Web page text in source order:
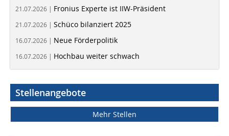
21.07.2026 | Fronius Experte ist IIW-Präsident
21.07.2026 | Schüco bilanziert 2025
16.07.2026 | Neue Förderpolitik
16.07.2026 | Hochbau weiter schwach
Stellenangebote
Mehr Stellen